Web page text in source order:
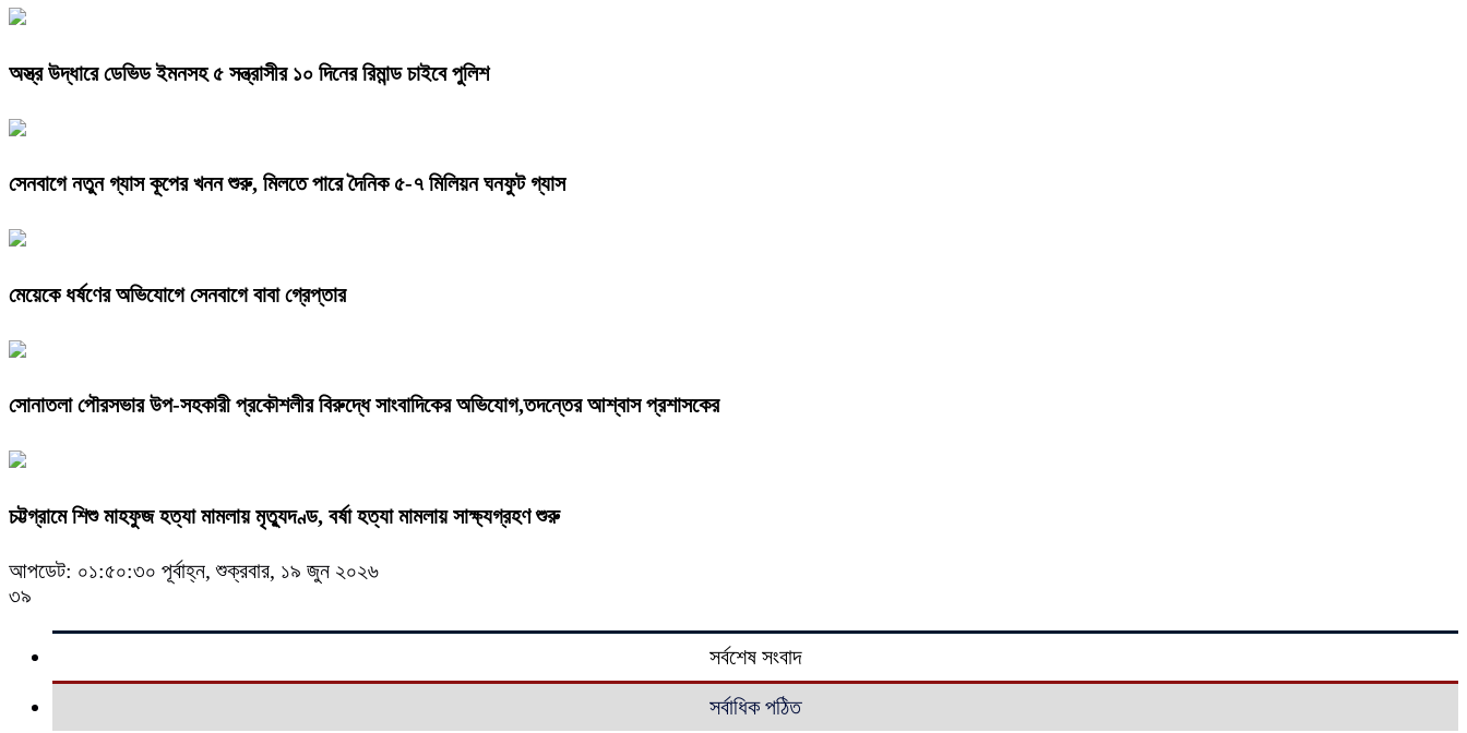
অস্ত্র উদ্ধারে ডেভিড ইমনসহ ৫ সন্ত্রাসীর ১০ দিনের রিমান্ড চাইবে পুলিশ
সেনবাগে নতুন গ্যাস কূপের খনন শুরু, মিলতে পারে দৈনিক ৫-৭ মিলিয়ন ঘনফুট গ্যাস
মেয়েকে ধর্ষণের অভিযোগে সেনবাগে বাবা গ্রেপ্তার
সোনাতলা পৌরসভার উপ-সহকারী প্রকৌশলীর বিরুদ্ধে সাংবাদিকের অভিযোগ,তদন্তের আশ্বাস প্রশাসকের
চট্টগ্রামে শিশু মাহফুজ হত্যা মামলায় মৃত্যুদণ্ড, বর্ষা হত্যা মামলায় সাক্ষ্যগ্রহণ শুরু
আপডেট: ০১:৫০:৩০ পূর্বাহ্ন, শুক্রবার, ১৯ জুন ২০২৬
৩৯
সর্বশেষ সংবাদ
সর্বাধিক পঠিত